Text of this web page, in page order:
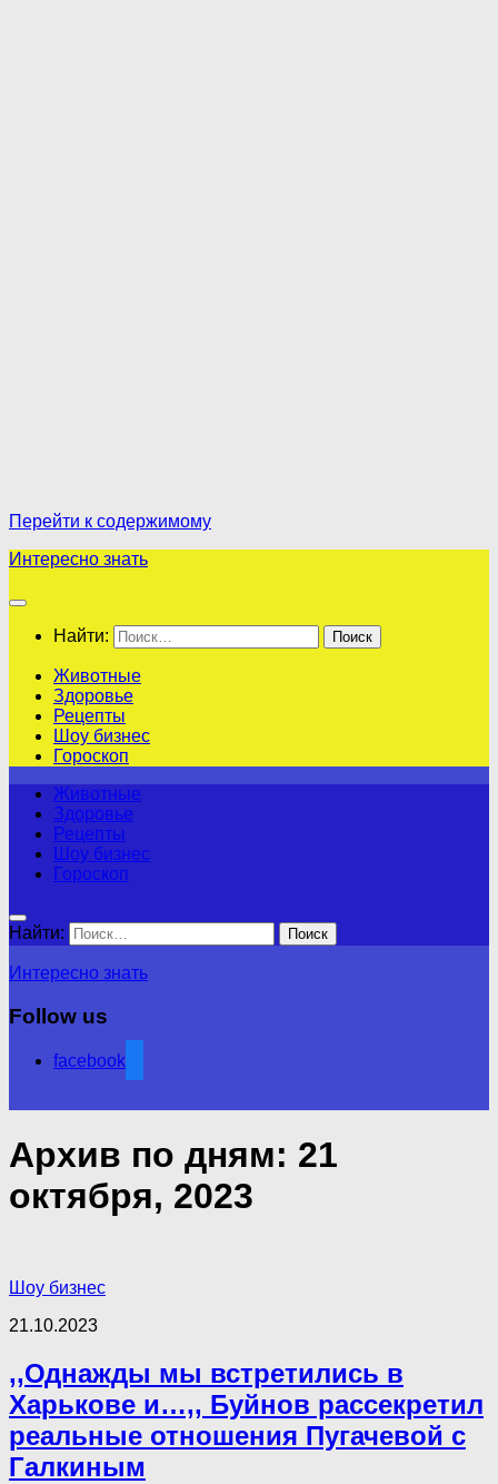
Перейти к содержимому
Интересно знать
Найти:
Животные
Здоровье
Рецепты
Шоу бизнес
Гороскоп
Животные
Здоровье
Рецепты
Шоу бизнес
Гороскоп
Найти:
Интересно знать
Follow us
facebook
Архив по дням: 21
октября, 2023
Шоу бизнес
21.10.2023
,,Однажды мы встретились в
Харькове и…,, Буйнов рассекретил
реальные отношения Пугачевой с
Галкиным